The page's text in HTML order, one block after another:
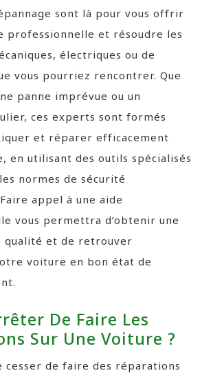
sont là pour vous offrir
professionnelle et résoudre les
électriques ou de
vous pourriez rencontrer. Que
panne imprévue ou un
ces experts sont formés
et réparer efficacement
en utilisant des outils spécialisés
normes de sécurité
appel à une aide
vous permettra d’obtenir une
qualité et de retrouver
voiture en bon état de
De Faire Les
Sur Une Voiture ?
cesser de faire des réparations